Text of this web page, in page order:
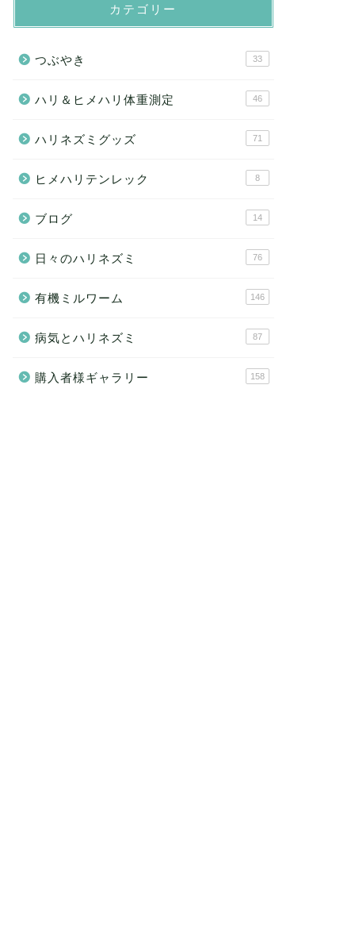
カテゴリー
つぶやき 33
ハリ＆ヒメハリ体重測定 46
ハリネズミグッズ 71
ヒメハリテンレック 8
ブログ 14
日々のハリネズミ 76
有機ミルワーム 146
病気とハリネズミ 87
購入者様ギャラリー 158